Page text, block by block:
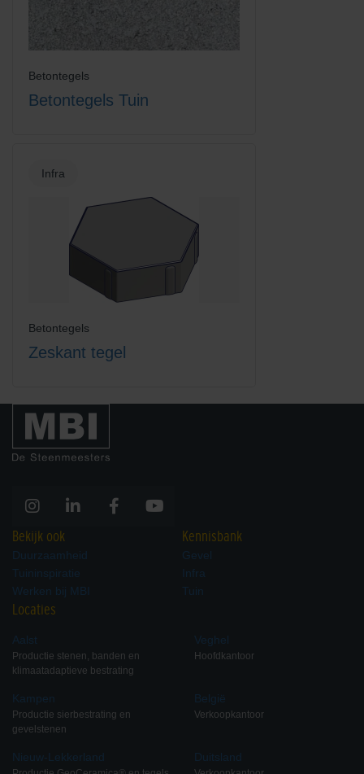
Betontegels
Betontegels Tuin
Infra
Betontegels
Zeskant tegel
Bekijk ook
Duurzaamheid
Tuininspiratie
Werken bij MBI
Kennisbank
Gevel
Infra
Tuin
Locaties
Aalst
Productie stenen, banden en
klimaatadaptieve bestrating
Kampen
Productie sierbestrating en
gevelstenen
Nieuw-Lekkerland
Veghel
Hoofdkantoor
België
Verkoopkantoor
Duitsland